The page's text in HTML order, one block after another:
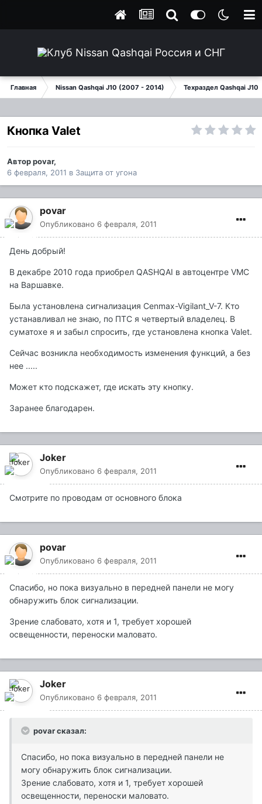
Главная Nissan Qashqai J10 (2007 - 2014) Техраздел Qashqai J10
Кнопка Valet
Авторpovar,
6 февраля, 2011 в Защита от угона
povar
Опубликовано 6 февраля, 2011
День добрый!
В декабре 2010 года приобрел QASHQAI в автоцентре VMC
на Варшавке.
Была установлена сигнализация Cenmax-Vigilant_V-7. Кто
устанавливал не знаю, по ПТС я четвертый владелец. В
суматохе я и забыл спросить, где установлена кнопка Valet.
Сейчас возникла необходимость изменения функций, а без
нее .....
Может кто подскажет, где искать эту кнопку.
Заранее благодарен.
Joker
Опубликовано 6 февраля, 2011
Смотрите по проводам от основного блока
povar
Опубликовано 6 февраля, 2011
Спасибо, но пока визуально в передней панели не могу
обнаружить блок сигнализации.
Зрение слабовато, хотя и 1, требует хорошей
освещенности, переноски маловато.
Joker
Опубликовано 6 февраля, 2011
povar сказал:
Спасибо, но пока визуально в передней панели не
могу обнаружить блок сигнализации.
Зрение слабовато, хотя и 1, требует хорошей
освещенности, переноски маловато.